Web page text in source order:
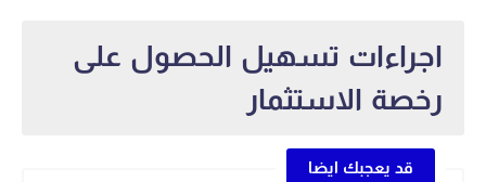
اجراءات تسهيل الحصول على
رخصة الاستثمار
قد يعجبك ايضا